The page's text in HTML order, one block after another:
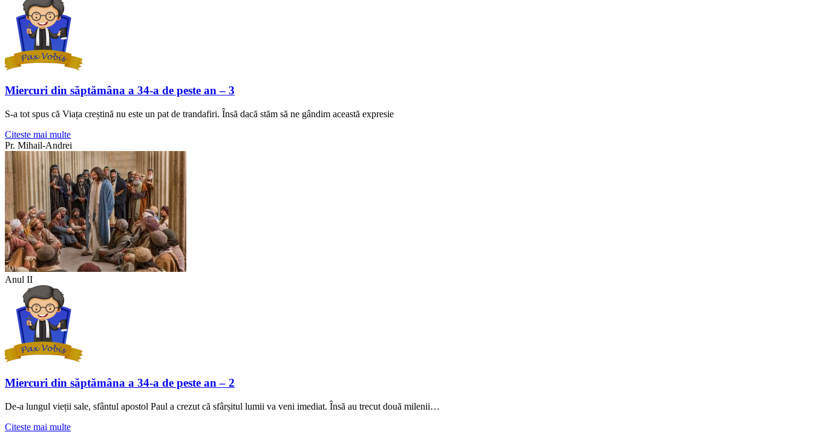
Miercuri din săptămâna a 34-a de peste an – 3
S-a tot spus că Viața creștină nu este un pat de trandafiri. Însă dacă stăm să ne gândim această expresie
Citeste mai multe
Pr. Mihail-Andrei
Anul II
Miercuri din săptămâna a 34-a de peste an – 2
De-a lungul vieții sale, sfântul apostol Paul a crezut că sfârșitul lumii va veni imediat. Însă au trecut două milenii…
Citeste mai multe